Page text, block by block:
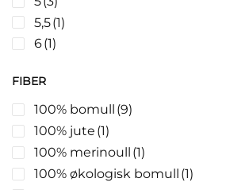
5,5(1)
6(1)
FIBER
100% bomull
(9)
100% jute (1)
100% merinoull (1)
100% økologisk bomull (1)